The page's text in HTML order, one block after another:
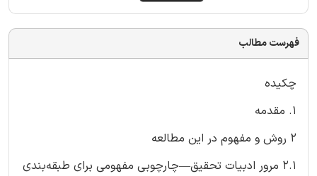
فهرست مطالب
چکیده
1. مقدمه
2 روش و مفهوم در این مطالعه
2.1 مرور ادبیات تحقیق—چارچوبی مفهومی برای طبقه‌بندی